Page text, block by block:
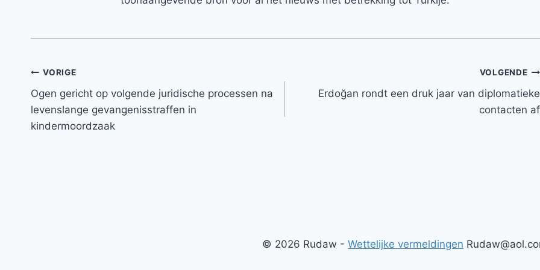
Bericht
navigatie
VORIGE
Ogen gericht op volgende juridische processen na
levenslange gevangenisstraffen in
kindermoordzaak
VOLGENDE
Erdoğan rondt een druk jaar van diplomatieke
contacten af
© 2026 Rudaw - Wettelijke vermeldingen